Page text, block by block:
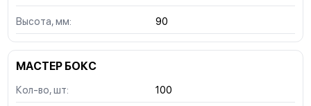
Высота, мм: 90
МАСТЕР БОКС
Кол-во, шт: 100